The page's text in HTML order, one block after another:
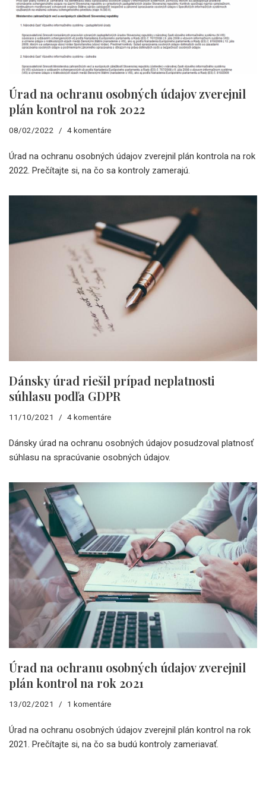
Úrad na ochranu osobných údajov zverejnil
plán kontrol na rok 2022
08/02/2022 4 komentáre
Úrad na ochranu osobných údajov zverejnil plán kontrola na rok
2022. Prečítajte si, na čo sa kontroly zamerajú.
Dánsky úrad riešil prípad neplatnosti
súhlasu podľa GDPR
11/10/2021 4 komentáre
Dánsky úrad na ochranu osobných údajov posudzoval platnosť
súhlasu na spracúvanie osobných údajov.
Úrad na ochranu osobných údajov zverejnil
plán kontrol na rok 2021
13/02/2021 1 komentáre
Úrad na ochranu osobných údajov zverejnil plán kontrol na rok
2021. Prečítajte si, na čo sa budú kontroly zameriavať.